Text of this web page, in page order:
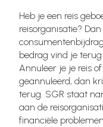
Heb je een reis
reisorganisatie?
bedrag vind je
Annuleer je je reis
geannuleerd, dan
terug. SGR staat
aan de
financiële